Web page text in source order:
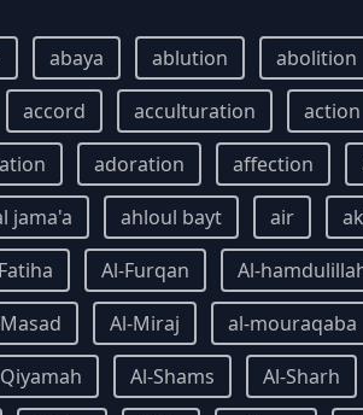
abaya ablution abolition
accord acculturation action
adoration affection
jama'a ahloul bayt air
Al-Furqan Al-
Al-Miraj al-mouraqaba
Al-Shams Al-Sharh